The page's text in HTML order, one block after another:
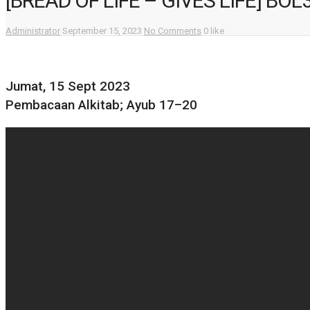
Administrator September 15, 2023 No Comments 0 like
Jumat, 15 Sept 2023
Pembacaan Alkitab; Ayub 17–20